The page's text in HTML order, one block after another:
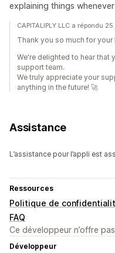
explaining things
CAPITALIPLY LLC a répondu
Thank you so much for your
We're delighted to hear that
support team.
We truly appreciate your
anything in the future! 🚀
Assistance
L’assistance pour l’appli est
Ressources
Politique de
FAQ
Ce développeur n’offre
Développeur